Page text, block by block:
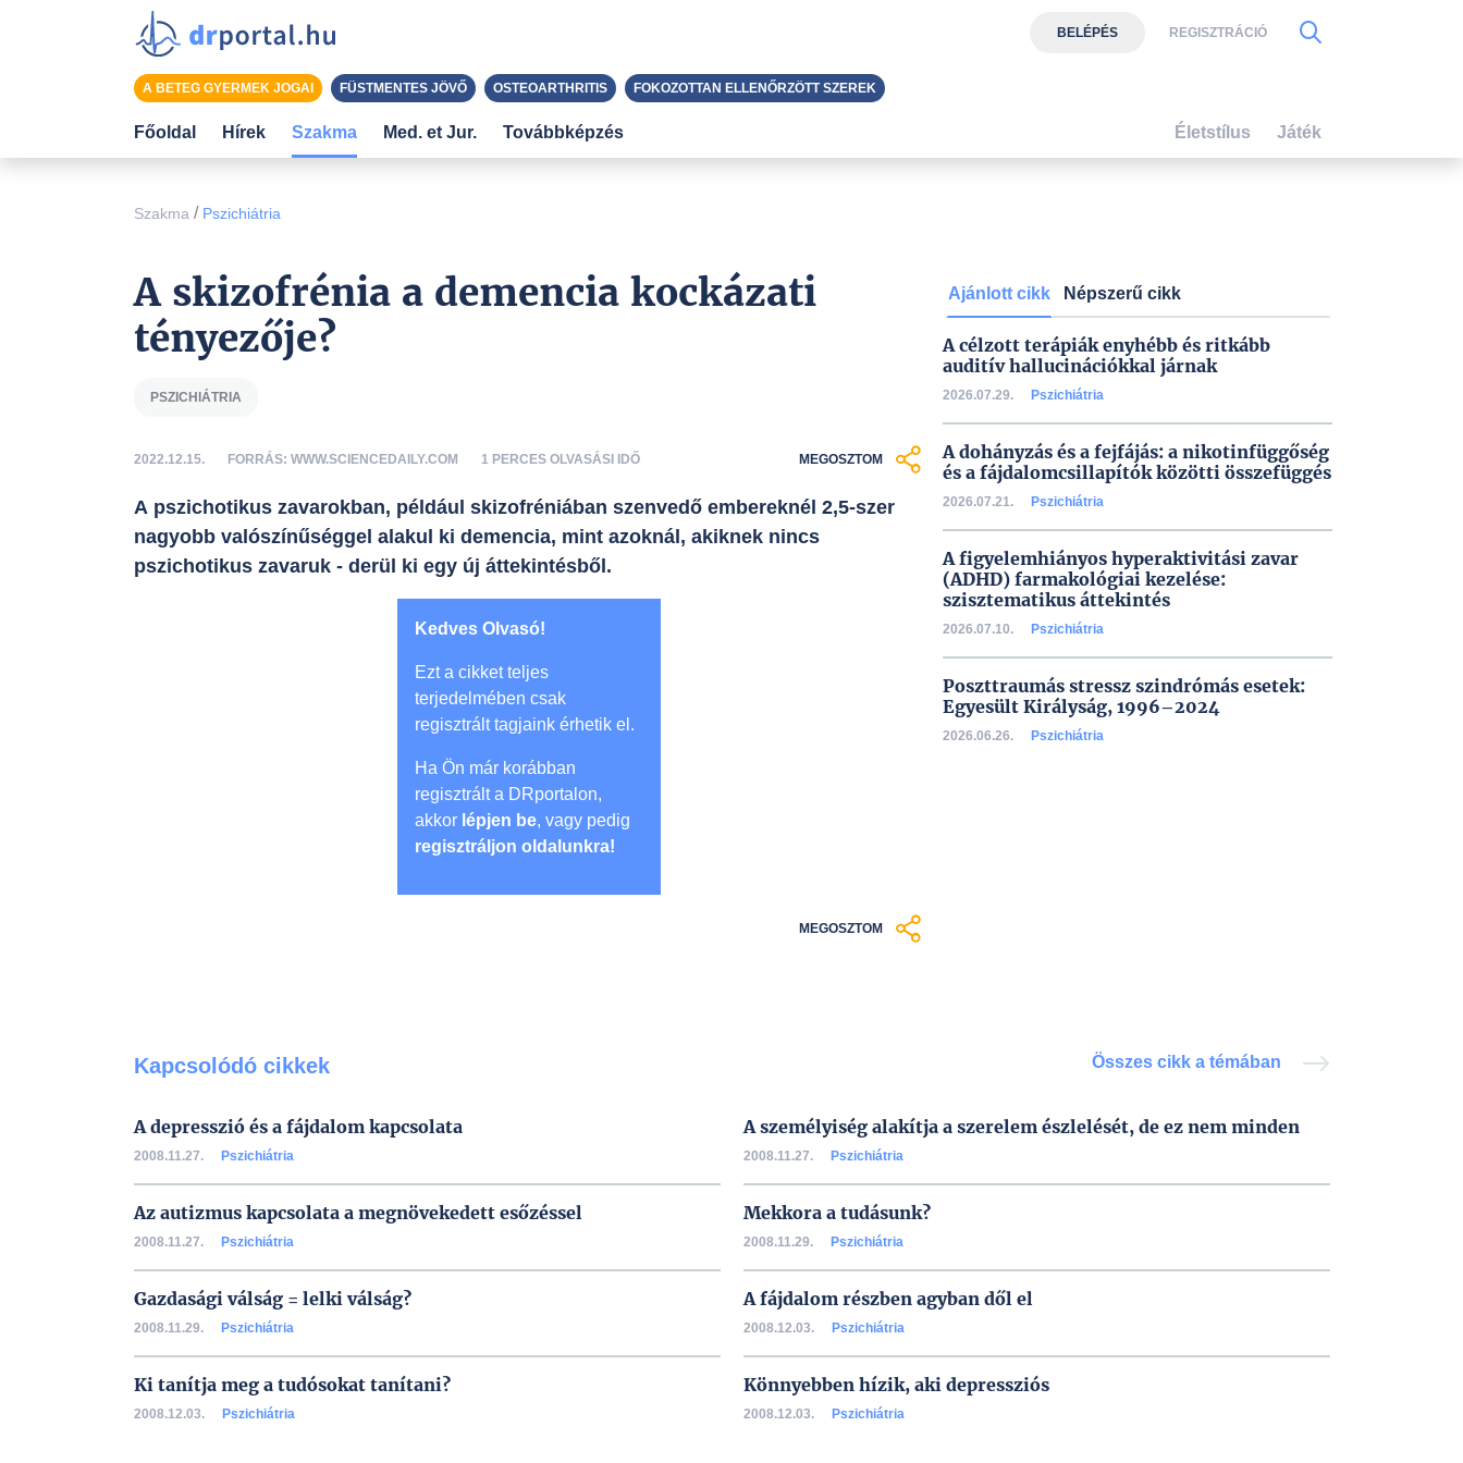
Szakma / Pszichiátria
A skizofrénia a demencia kockázati
tényezője?
PSZICHIÁTRIA
2022.12.15. FORRÁS: WWW.SCIENCEDAILY.COM 1 PERCES OLVASÁSI IDŐ MEGOSZTOM
A pszichotikus zavarokban, például skizofréniában szenvedő embereknél 2,5-szer
nagyobb valószínűséggel alakul ki demencia, mint azoknál, akiknek nincs
pszichotikus zavaruk - derül ki egy új áttekintésből.
Kedves Olvasó!
Ezt a cikket teljes
terjedelmében csak
regisztrált tagjaink érhetik el.
Ha Ön már korábban
regisztrált a DRportalon,
akkor lépjen be, vagy pedig
regisztráljon oldalunkra!
MEGOSZTOM
Ajánlott cikk Népszerű cikk
A célzott terápiák enyhébb és ritkább
auditív hallucinációkkal járnak
2026.07.29. Pszichiátria
A dohányzás és a fejfájás: a nikotinfüggőség
és a fájdalomcsillapítók közötti összefüggés
2026.07.21. Pszichiátria
A figyelemhiányos hyperaktivitási zavar
(ADHD) farmakológiai kezelése:
szisztematikus áttekintés
2026.07.10. Pszichiátria
Poszttraumás stressz szindrómás esetek:
Egyesült Királyság, 1996–2024
2026.06.26. Pszichiátria
Kapcsolódó cikkek Összes cikk a témában
A depresszió és a fájdalom kapcsolata
2008.11.27. Pszichiátria
A személyiség alakítja a szerelem észlelését, de ez nem minden
2008.11.27. Pszichiátria
Az autizmus kapcsolata a megnövekedett esőzéssel
2008.11.27. Pszichiátria
Mekkora a tudásunk?
2008.11.29. Pszichiátria
Gazdasági válság = lelki válság?
2008.11.29. Pszichiátria
A fájdalom részben agyban dől el
2008.12.03. Pszichiátria
Ki tanítja meg a tudósokat tanítani?
2008.12.03. Pszichiátria
Könnyebben hízik, aki depressziós
2008.12.03. Pszichiátria
BELÉPÉS REGISZTRÁCIÓ
A BETEG GYERMEK JOGAI FÜSTMENTES JÖVŐ OSTEOARTHRITIS FOKOZOTTAN ELLENŐRZÖTT SZEREK
Főoldal Hírek Szakma Med. et Jur. Továbbképzés Életstílus Játék